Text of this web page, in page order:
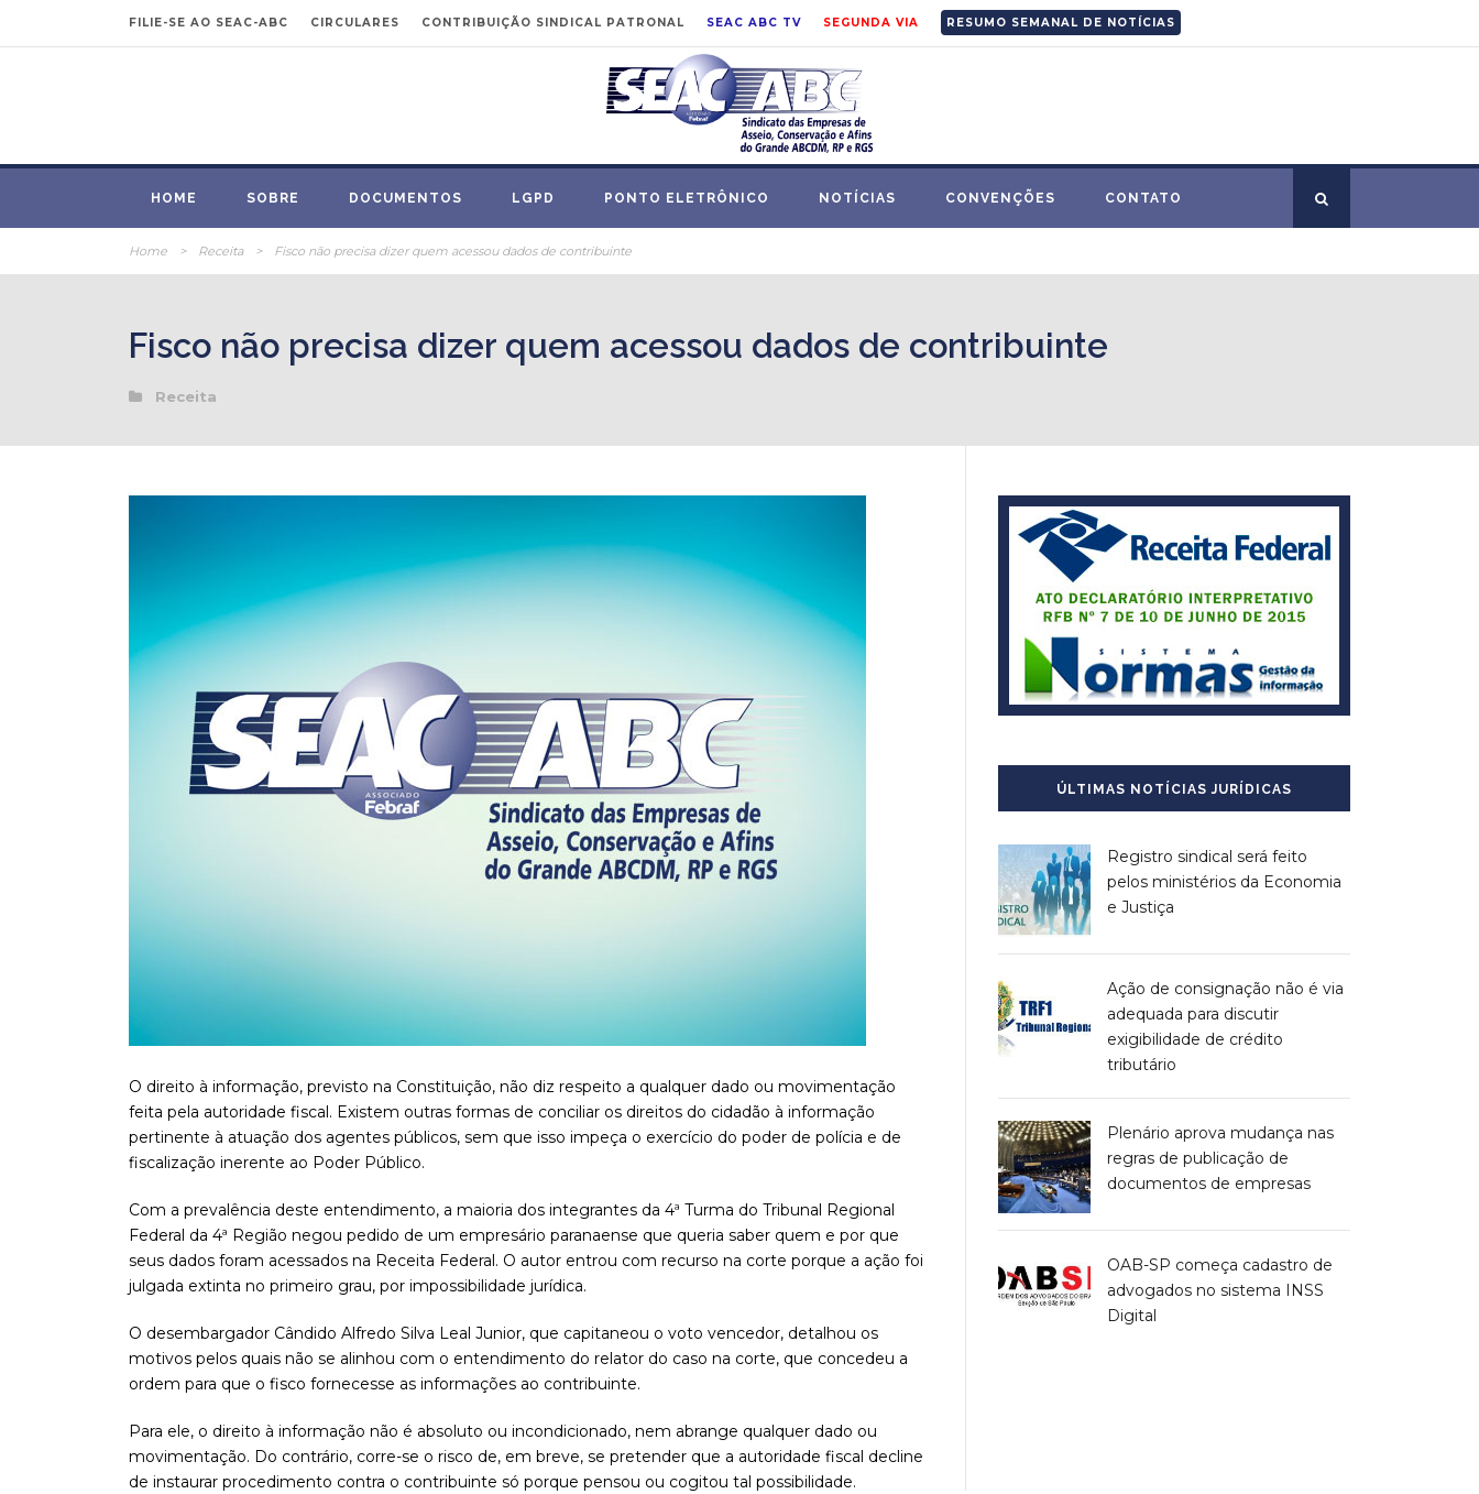
FILIE-SE AO SEAC-ABC CIRCULARES CONTRIBUIÇÃO SINDICAL PATRONAL SEAC ABC TV SEGUNDA VIA RESUMO SEMANAL DE NOTÍCIAS
HOME SOBRE DOCUMENTOS LGPD PONTO ELETRÔNICO NOTÍCIAS CONVENÇÕES CONTATO
Home > Receita > Fisco não precisa dizer quem acessou dados de contribuinte
Fisco não precisa dizer quem acessou dados de contribuinte
Receita
O direito à informação, previsto na Constituição, não diz respeito a qualquer dado ou movimentação
feita pela autoridade fiscal. Existem outras formas de conciliar os direitos do cidadão à informação
pertinente à atuação dos agentes públicos, sem que isso impeça o exercício do poder de polícia e de
fiscalização inerente ao Poder Público.
Com a prevalência deste entendimento, a maioria dos integrantes da 4ª Turma do Tribunal Regional
Federal da 4ª Região negou pedido de um empresário paranaense que queria saber quem e por que
seus dados foram acessados na Receita Federal. O autor entrou com recurso na corte porque a ação foi
julgada extinta no primeiro grau, por impossibilidade jurídica.
O desembargador Cândido Alfredo Silva Leal Junior, que capitaneou o voto vencedor, detalhou os
motivos pelos quais não se alinhou com o entendimento do relator do caso na corte, que concedeu a
ordem para que o fisco fornecesse as informações ao contribuinte.
Para ele, o direito à informação não é absoluto ou incondicionado, nem abrange qualquer dado ou
movimentação. Do contrário, corre-se o risco de, em breve, se pretender que a autoridade fiscal decline
de instaurar procedimento contra o contribuinte só porque pensou ou cogitou tal possibilidade.
ÚLTIMAS NOTÍCIAS JURÍDICAS
Registro sindical será feito
pelos ministérios da Economia
e Justiça
Ação de consignação não é via
adequada para discutir
exigibilidade de crédito
tributário
Plenário aprova mudança nas
regras de publicação de
documentos de empresas
OAB-SP começa cadastro de
advogados no sistema INSS
Digital